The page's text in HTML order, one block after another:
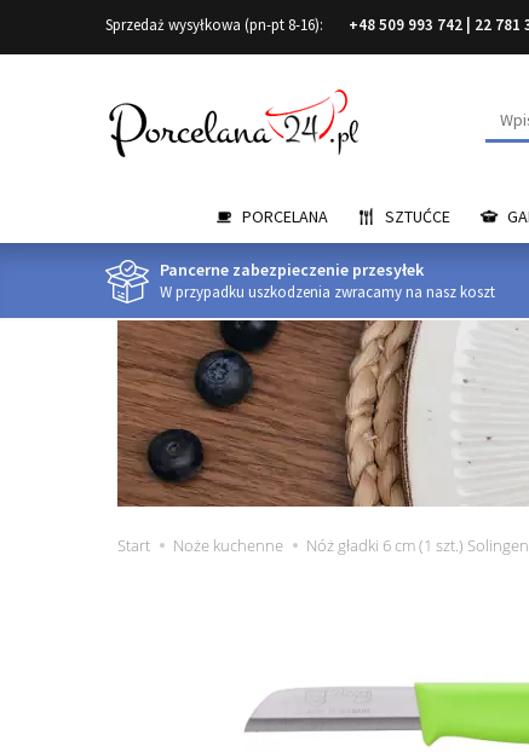
Sprzedaż wysyłkowa (pn-pt 8-16): +48 509 993 742 22 781
PORCELANA SZTUĆCE
Pancerne zabezpieczenie przesyłek
W przypadku uszkodzenia zwracamy na nasz koszt
Start Noże kuchenne Nóż gładki 6 cm (1 szt.)